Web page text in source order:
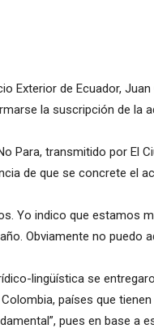
Exterior de Ecuador,
la suscripción de la
Para, transmitido por El
de que se concrete el
Yo indico que estamos
Obviamente no puedo
lingüística se
países que
pues en base a